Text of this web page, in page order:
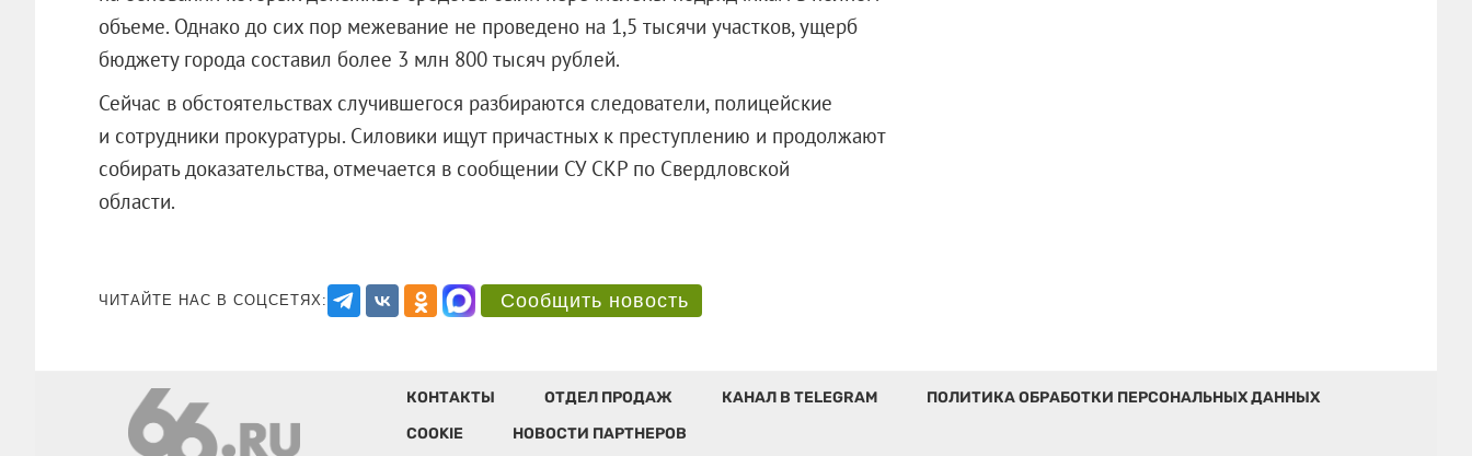
объеме. Однако до сих пор межевание не проведено на 1,5 тысячи участков, ущерб
бюджету города составил более 3 млн 800 тысяч рублей.
Сейчас в обстоятельствах случившегося разбираются следователи, полицейские
и сотрудники прокуратуры. Силовики ищут причастных к преступлению и продолжают
собирать доказательства, отмечается в сообщении СУ СКР по Свердловской
области.
ЧИТАЙТЕ НАС В СОЦСЕТЯХ: Сообщить новость
КОНТАКТЫ ОТДЕЛ ПРОДАЖ КАНАЛ В TELEGRAM
ПОЛИТИКА ОБРАБОТКИ ПЕРСОНАЛЬНЫХ ДАННЫХ
COOKIE
НОВОСТИ ПАРТНЕРОВ